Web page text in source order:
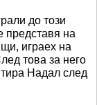
до този
представя на
играех на
това за него
Надал след